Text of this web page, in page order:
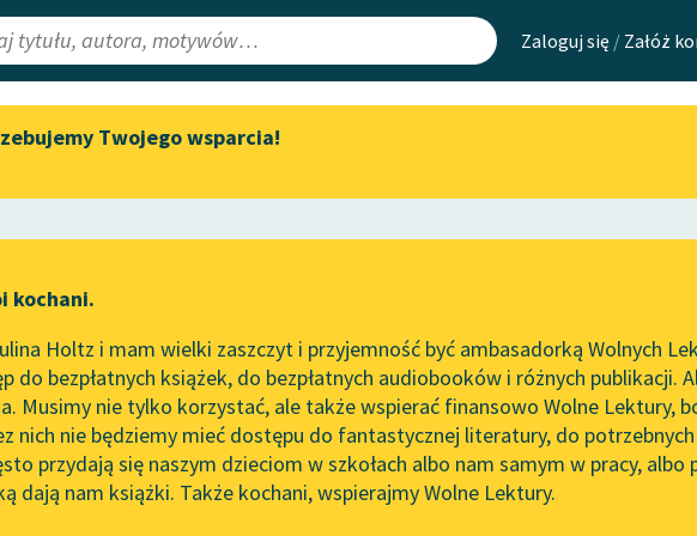
Zaloguj się / Załóż
Lektury
redakcyjne
Aktualności
Zapraszamy na spotkanie
literatury skandynawskiej
Wolne Lektury na 32.
Pol’and’Rock Festivalu
„Kochanek Lady Chatterley”
do słuchania na Wolnych
Lekturach
Nowy audiobook – „Marzenie
Mapa Wolnych Lektur
Leśmianator
API
OAI-PMH
Widget Wolnych Lektur
Twojego wsparcia!
kochani.
Holtz i mam wielki zaszczyt i przyjemność być ambasadorką Wolnych
do bezpłatnych książek, do bezpłatnych audiobooków i różnych publikacji.
Musimy nie tylko korzystać, ale także wspierać finansowo Wolne Lektury,
nich nie będziemy mieć dostępu do fantastycznej literatury, do
przydają się naszym dzieciom w szkołach albo nam samym w pracy, albo
dają nam książki. Także kochani, wspierajmy Wolne Lektury.
powieść fantastyczna✖